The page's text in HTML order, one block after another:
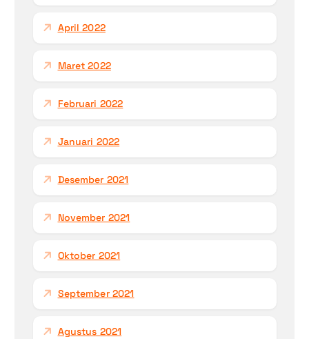
April 2022
Maret 2022
Februari 2022
Januari 2022
Desember 2021
November 2021
Oktober 2021
September 2021
Agustus 2021